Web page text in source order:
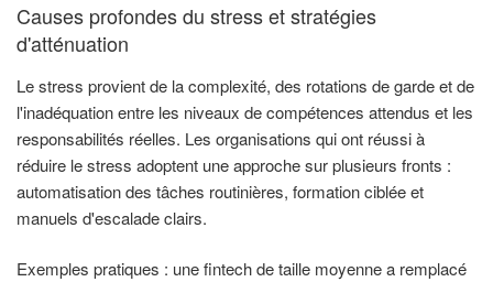
Causes profondes du stress et stratégies
d'atténuation
Le stress provient de la complexité, des rotations de garde et de
l'inadéquation entre les niveaux de compétences attendus et les
responsabilités réelles. Les organisations qui ont réussi à
réduire le stress adoptent une approche sur plusieurs fronts :
automatisation des tâches routinières, formation ciblée et
manuels d'escalade clairs.
Exemples pratiques : une fintech de taille moyenne a remplacé